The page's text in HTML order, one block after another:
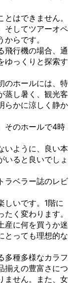
はできません。
そしてツアーオペ
らです。
飛行機の場合、通
ゆっくりと探索す
のホールには、特
蒸し暑く、観光客
らかに涼しく静か
そのホールで4時
いように、良い本
いると良いでしょ
ラベラー誌のレビ
しいです。1階に
く変わります。
産に何を買うか迷
とっても理想的な
多種多様なカラフ
揃えの豊富さにつ
ません。また、女